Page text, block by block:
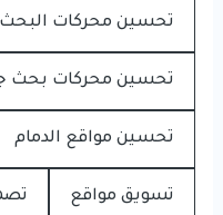
تحسين محركات البحث SEO
تحسين محركات بحث
تحسين مواقع الدمام
تسويق مواقع